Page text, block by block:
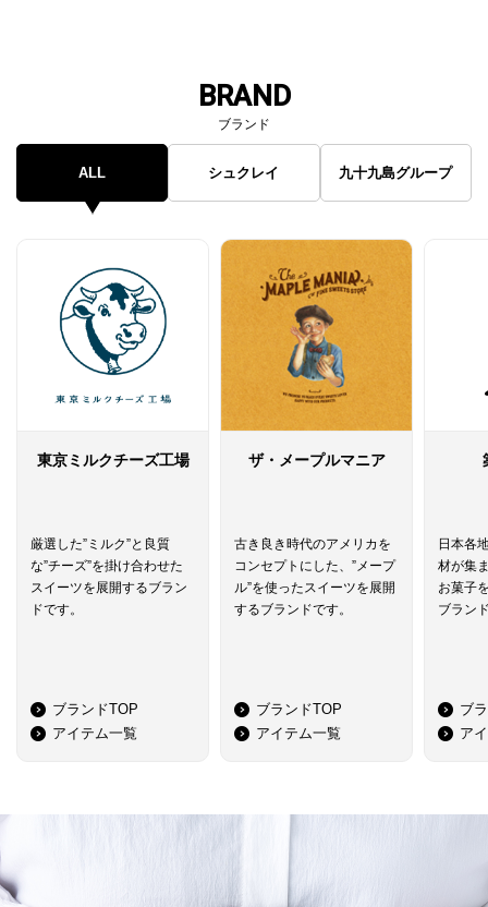
BRAND
ブランド
ALL シュクレイ 九十九島グループ
東京ミルクチーズ工場
厳選した”ミルク”と良質
な”チーズ”を掛け合わせた
スイーツを展開するブラン
ドです。
ブランドTOP
アイテム一覧
ザ・メープルマニア
古き良き時代のアメリカを
コンセプトにした、”メープ
ル”を使ったスイーツを展開
するブランドです。
ブランドTOP
アイテム一覧
日本各
材が集
お菓子
ブラン
ブ
ア